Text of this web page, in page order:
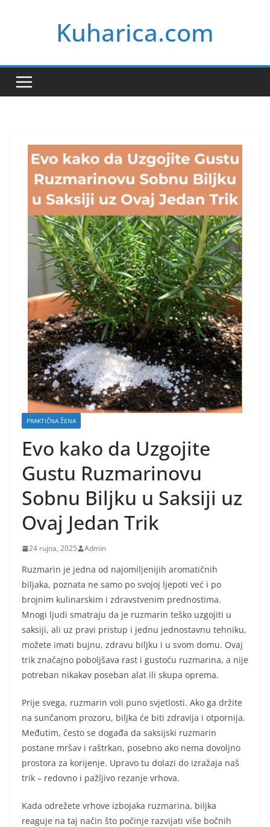
Kuharica.com
PRAKTIČNA ŽENA
Evo kako da Uzgojite
Gustu Ruzmarinovu
Sobnu Biljku u Saksiji uz
Ovaj Jedan Trik
24 rujna, 2025 Admin
Ruzmarin je jedna od najomiljenijih aromatičnih
biljaka, poznata ne samo po svojoj ljepoti već i po
brojnim kulinarskim i zdravstvenim prednostima.
Mnogi ljudi smatraju da je ruzmarin teško uzgojiti u
saksiji, ali uz pravi pristup i jednu jednostavnu tehniku,
možete imati bujnu, zdravu biljku i u svom domu. Ovaj
trik značajno poboljšava rast i gustoću ruzmarina, a nije
potreban nikakav poseban alat ili skupa oprema.
Prije svega, ruzmarin voli puno svjetlosti. Ako ga držite
na sunčanom prozoru, biljka će biti zdravija i otpornija.
Međutim, često se događa da saksijski ruzmarin
postane mršav i raštrkan, posebno ako nema dovoljno
prostora za korijenje. Upravo tu dolazi do izražaja naš
trik – redovno i pažljivo rezanje vrhova.
Kada odrežete vrhove izbojaka ruzmarina, biljka
reaguje na taj način što počinje razvijati više bočnih